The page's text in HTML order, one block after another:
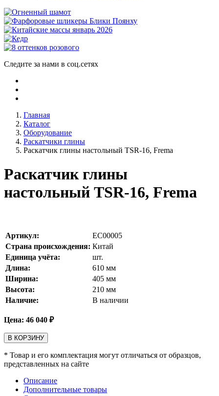
Следите за нами в соц.сетях
Главная
Каталог
Оборудование
Раскатчики глины
Раскатчик глины настольный TSR-16, Frema
Раскатчик глины
настольный TSR-16, Frema
Артикул:
EC00005
Страна происхождения: Китай
Единица учёта:
шт.
Длина:
610 мм
Ширина:
405 мм
Высота:
210 мм
Наличие:
В наличии
Цена: 46 040 ₽
В КОРЗИНУ
* Товар и его комплектация могут отличаться от образцов,
представленных на сайте
Описание
Дополнительные товары